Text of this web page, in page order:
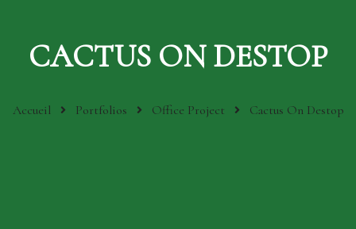
CACTUS ON DESTOP
Accueil Portfolios Office Project Cactus On Destop